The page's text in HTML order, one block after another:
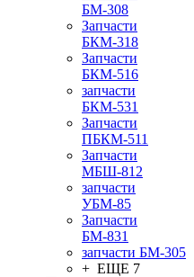
БМ-308
Запчасти
БКМ-318
Запчасти
БКМ-516
запчасти
БКМ-531
Запчасти
ПБКМ-511
Запчасти
МБШ-812
запчасти
УБМ-85
Запчасти
БМ-831
запчасти БМ-305
+ ЕЩЕ 7